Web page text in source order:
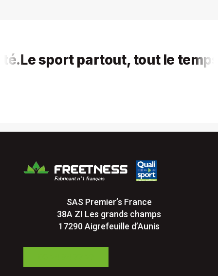
sport partout, tout le temps,
SAS Premier’s France
38A ZI Les grands champs
17290 Aigrefeuille d’Aunis